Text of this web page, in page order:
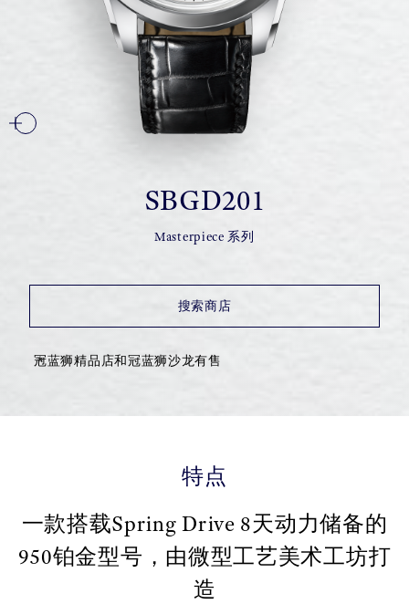
SBGD201
Masterpiece 系列
搜索商店
冠蓝狮精品店和冠蓝狮沙龙有售
特点
一款搭载Spring Drive 8天动力储备的
950铂金型号，由微型工艺美术工坊打
造